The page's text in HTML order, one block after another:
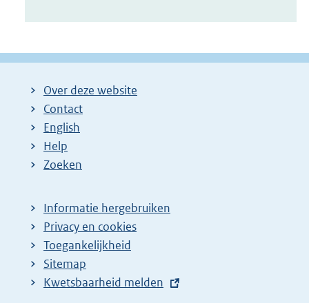
Over deze website
Contact
English
Help
Zoeken
Informatie hergebruiken
Privacy en cookies
Toegankelijkheid
Sitemap
E
Kwetsbaarheid melden